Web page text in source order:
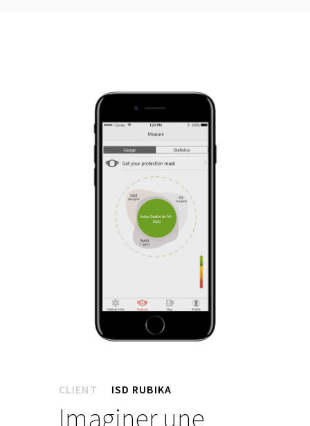
CLIENT ISD RUBIKA
Imaginer une